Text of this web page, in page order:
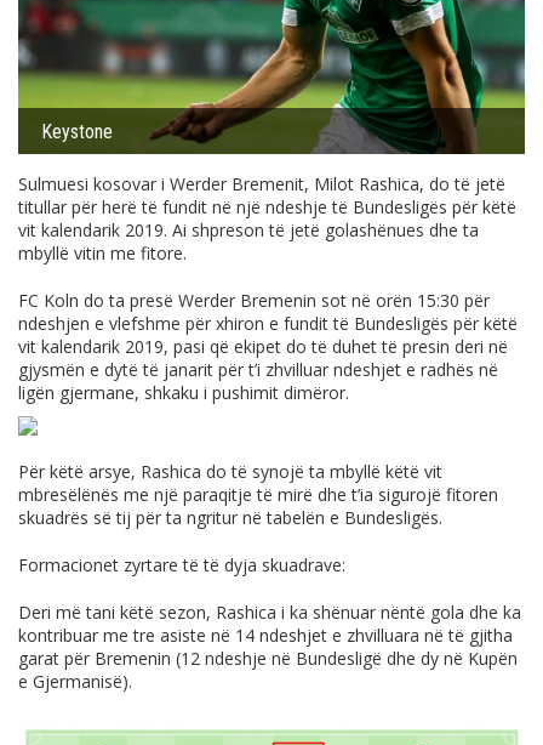
Keystone
Sulmuesi kosovar i Werder Bremenit, Milot Rashica, do të jetë
titullar për herë të fundit në një ndeshje të Bundesligës për këtë
vit kalendarik 2019. Ai shpreson të jetë golashënues dhe ta
mbyllë vitin me fitore.
FC Koln do ta presë Werder Bremenin sot në orën 15:30 për
ndeshjen e vlefshme për xhiron e fundit të Bundesligës për këtë
vit kalendarik 2019, pasi që ekipet do të duhet të presin deri në
gjysmën e dytë të janarit për t’i zhvilluar ndeshjet e radhës në
ligën gjermane, shkaku i pushimit dimëror.
Për këtë arsye, Rashica do të synojë ta mbyllë këtë vit
mbresëlënës me një paraqitje të mirë dhe t’ia sigurojë fitoren
skuadrës së tij për ta ngritur në tabelën e Bundesligës.
Formacionet zyrtare të të dyja skuadrave:
Deri më tani këtë sezon, Rashica i ka shënuar nëntë gola dhe ka
kontribuar me tre asiste në 14 ndeshjet e zhvilluara në të gjitha
garat për Bremenin (12 ndeshje në Bundesligë dhe dy në Kupën
e Gjermanisë).